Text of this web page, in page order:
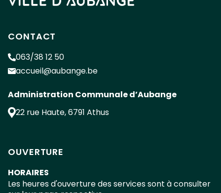
CONTACT
063/38 12 50
accueil@aubange.be
Administration Communale d’Aubange
22 rue Haute,6791 Athus
OUVERTURE
HORAIRES
Les heures d'ouverture des services sont à consulter